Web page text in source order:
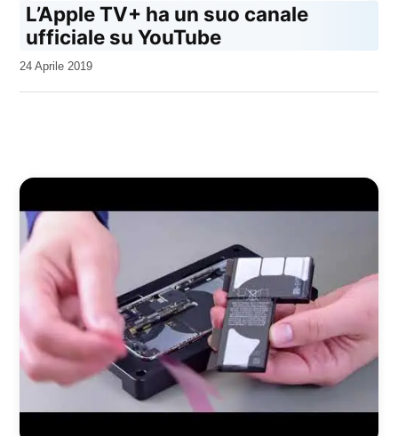
L’Apple TV+ ha un suo canale
ufficiale su YouTube
da
24 Aprile 2019